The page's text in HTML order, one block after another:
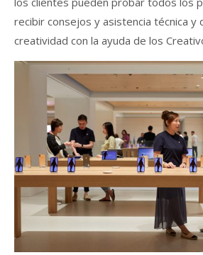
recibir consejos y asistencia técnica y
creatividad con la ayuda de los